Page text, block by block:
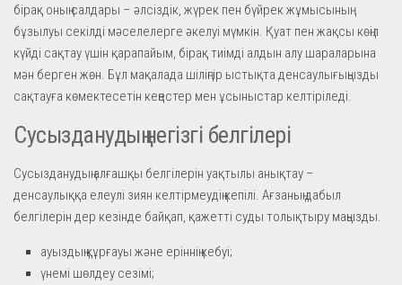
бірақ оның салдары – әлсіздік, жүрек пен бүйрек жұмысының
бұзылуы секілді мәселелерге әкелуі мүмкін. Қуат пен жақсы көңіл
күйді сақтау үшін қарапайым, бірақ тиімді алдын алу шараларына
мән берген жөн. Бұл мақалада шіліңгір ыстықта денсаулығыңызды
сақтауға көмектесетін кеңестер мен ұсыныстар келтіріледі.
Сусызданудың негізгі белгілері
Сусызданудың алғашқы белгілерін уақтылы анықтау –
денсаулыққа елеулі зиян келтірмеудің кепілі. Ағзаның дабыл
белгілерін дер кезінде байқап, қажетті суды толықтыру маңызды.
ауыздың құрғауы және еріннің кебуі;
үнемі шөлдеу сезімі;